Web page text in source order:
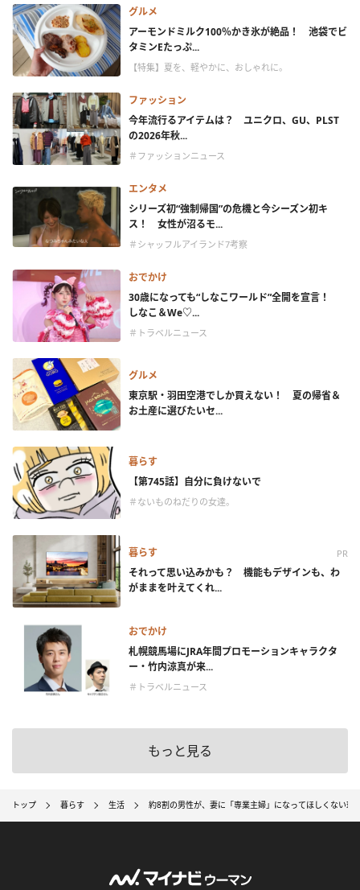
グルメ
アーモンドミルク100％かき氷が絶品！ 池袋でビ
タミンEたっぷ...
【特集】夏を、軽やかに、おしゃれに。
ファッション
今年流行るアイテムは？ ユニクロ、GU、PLST
の2026年秋...
＃ファッションニュース
エンタメ
シリーズ初“強制帰国”の危機と今シーズン初キ
ス！ 女性が沼るモ...
＃シャッフルアイランド7考察
おでかけ
30歳になっても“しなこワールド”全開を宣言！
しなこ＆We♡...
＃トラベルニュース
グルメ
東京駅・羽田空港でしか買えない！ 夏の帰省＆
お土産に選びたいセ...
暮らす
【第745話】自分に負けないで
＃ないものねだりの女達。
暮らす PR
それって思い込みかも？ 機能もデザインも、わ
がままを叶えてくれ...
おでかけ
札幌競馬場にJRA年間プロモーションキャラクタ
ー・竹内涼真が来...
＃トラベルニュース
もっと見る
トップ 暮らす 生活 約8割の男性が、妻に「専業主婦」になってほしくない理